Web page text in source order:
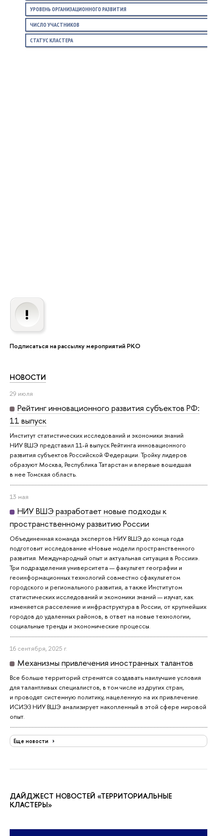
Подписаться на рассылку мероприятий РКО
НОВОСТИ
29 июля
Рейтинг инновационного развития субъектов РФ:
11 выпуск
Институт статистических исследований и экономики знаний
НИУ ВШЭ представил 11-й выпуск Рейтинга инновационного
развития субъектов Российской Федерации. Тройку лидеров
образуют Москва, Республика Татарстан и впервые вошедшая
в нее Томская область.
13 мая
НИУ ВШЭ разработает новые подходы к
пространственному развитию России
Объединенная команда экспертов НИУ ВШЭ до конца года
подготовит исследование «Новые модели пространственного
развития. Международный опыт и актуальная ситуация в России».
Три подразделения университета — факультет географии и
геоинформационных технологий совместно сфакультетом
городского и регионального развития, а также Институтом
статистических исследований и экономики знаний — изучат, как
изменяется расселение и инфраструктура в России, от крупнейших
городов до удаленных районов, в ответ на новые технологии,
социальные тренды и экономические процессы.
16 сентября, 2025 г.
Механизмы привлечения иностранных талантов
Все больше территорий стремятся создавать наилучшие условия
для талантливых специалистов, в том числе из других стран,
и проводят системную политику, нацеленную на их привлечение.
ИСИЭЗ НИУ ВШЭ анализирует накопленный в этой сфере мировой
опыт.
Еще новости
ДАЙДЖЕСТ НОВОСТЕЙ «ТЕРРИТОРИАЛЬНЫЕ
КЛАСТЕРЫ»